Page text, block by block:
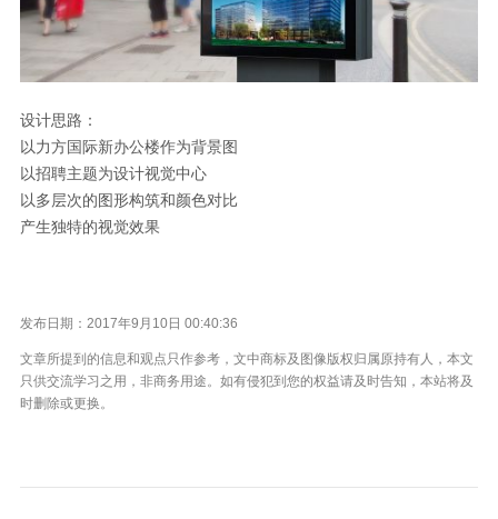
设计思路：
以力方国际新办公楼作为背景图
以招聘主题为设计视觉中心
以多层次的图形构筑和颜色对比
产生独特的视觉效果
发布日期：2017年9月10日 00:40:36
文章所提到的信息和观点只作参考，文中商标及图像版权归属原持有人，本文
只供交流学习之用，非商务用途。如有侵犯到您的权益请及时告知，本站将及
时删除或更换。